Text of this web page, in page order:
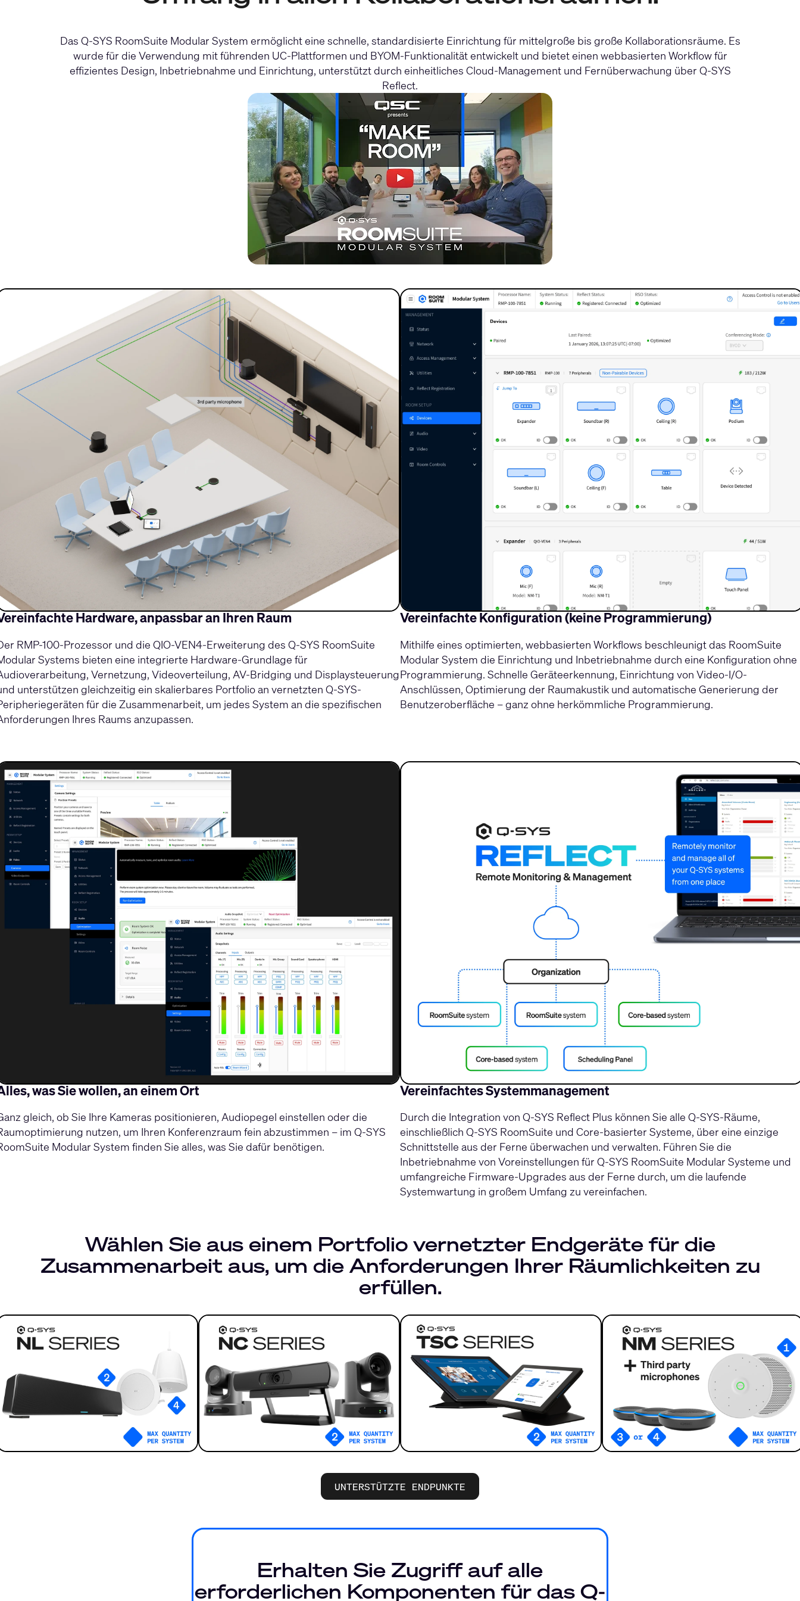
Das Q-SYS RoomSuite Modular System ermöglicht eine schnelle, standardisierte Einrichtung für mittelgroße bis große Kollaborationsräume. Es
wurde für die Verwendung mit führenden UC-Plattformen und BYOM-Funktionalität entwickelt und bietet einen webbasierten Workflow für
effizientes Design, Inbetriebnahme und Einrichtung, unterstützt durch einheitliches Cloud-Management und Fernüberwachung über Q-SYS
Reflect.
Hardware, anpassbar an Ihren Raum
RMP-100-Prozessor und die QIO-VEN4-Erweiterung des Q-SYS RoomSuite
Systems bieten eine integrierte Hardware-Grundlage für
Vernetzung, Videoverteilung, AV-Bridging und Displaysteuerung
unterstützen gleichzeitig ein skalierbares Portfolio an vernetzten Q-SYS-
für die Zusammenarbeit, um jedes System an die spezifischen
Ihres Raums anzupassen.
Vereinfachte Konfiguration (keine Programmierung)
Mithilfe eines optimierten, webbasierten Workflows beschleunigt das RoomSuite
Modular System die Einrichtung und Inbetriebnahme durch eine Konfiguration ohne
Programmierung. Schnelle Geräteerkennung, Einrichtung von Video-I/O-
Anschlüssen, Optimierung der Raumakustik und automatische Generierung der
Benutzeroberfläche – ganz ohne herkömmliche Programmierung.
was Sie wollen, an einem Ort
gleich, ob Sie Ihre Kameras positionieren, Audiopegel einstellen oder die
nutzen, um Ihren Konferenzraum fein abzustimmen – im Q-SYS
Modular System finden Sie alles, was Sie dafür benötigen.
Vereinfachtes Systemmanagement
Durch die Integration von Q-SYS Reflect Plus können Sie alle Q-SYS-Räume,
einschließlich Q-SYS RoomSuite und Core-basierter Systeme, über eine einzige
Schnittstelle aus der Ferne überwachen und verwalten. Führen Sie die
Inbetriebnahme von Voreinstellungen für Q-SYS RoomSuite Modular Systeme und
umfangreiche Firmware-Upgrades aus der Ferne durch, um die laufende
Systemwartung in großem Umfang zu vereinfachen.
Wählen Sie aus einem Portfolio vernetzter Endgeräte für die
Zusammenarbeit aus, um die Anforderungen Ihrer Räumlichkeiten zu
erfüllen.
UNTERSTÜTZTE ENDPUNKTE
Erhalten Sie Zugriff auf alle
erforderlichen Komponenten für das Q-